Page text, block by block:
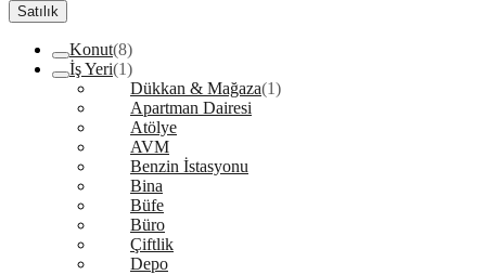
Satılık
Konut(8)
İş Yeri(1)
Dükkan & Mağaza(1)
Apartman Dairesi
Atölye
AVM
Benzin İstasyonu
Bina
Büfe
Büro
Çiftlik
Depo